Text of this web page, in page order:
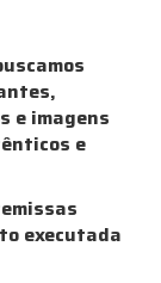
e imagens
e
executada